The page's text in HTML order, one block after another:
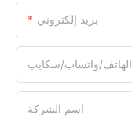
بريد إلكتروني
الهاتف/واتساب/سكايب
اسم الشركة